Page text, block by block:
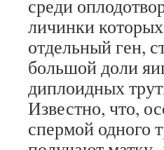
среди
личинки
отдельный ген,
большой доли
диплоидных
Известно, что,
спермой одного